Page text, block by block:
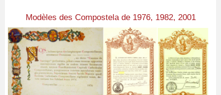
Modèles des Compostela de 1976, 1982, 2001